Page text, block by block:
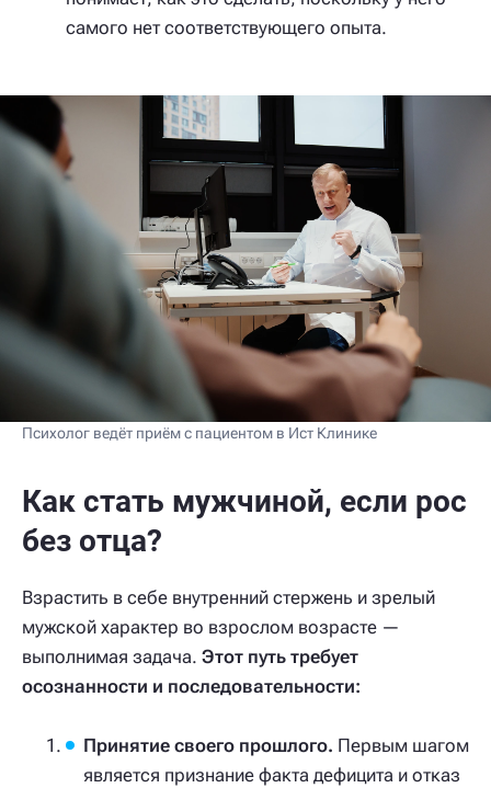
самого нет соответствующего опыта.
Психолог ведёт приём с пациентом в Ист Клинике
Как стать мужчиной, если рос
без отца?
Взрастить в себе внутренний стержень и зрелый
мужской характер во взрослом возрасте —
выполнимая задача. Этот путь требует
осознанности и последовательности:
Принятие своего прошлого. Первым шагом
является признание факта дефицита и отказ